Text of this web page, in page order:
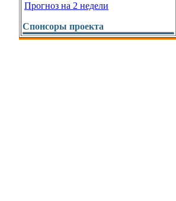
Прогноз на 2 недели
Спонсоры проекта